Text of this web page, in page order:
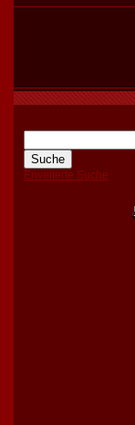
Erweiterte Suche